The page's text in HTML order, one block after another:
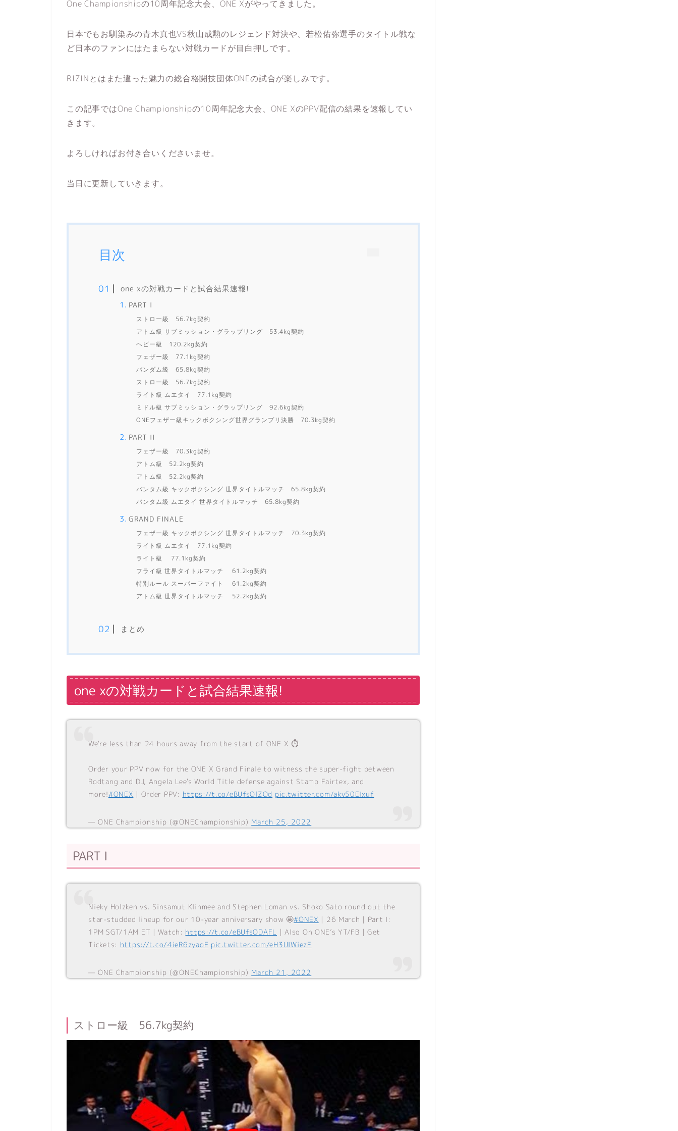
One Championshipの10周年記念大会、ONE Xがやってきました。
日本でもお馴染みの青木真也VS秋山成勲のレジェンド対決や、若松佑弥選手のタイトル戦な
ど日本のファンにはたまらない対戦カードが目白押しです。
RIZINとはまた違った魅力の総合格闘技団体ONEの試合が楽しみです。
この記事ではOne Championshipの10周年記念大会、ONE XのPPV配信の結果を速報してい
きます。
よろしければお付き合いくださいませ。
当日に更新していきます。
目次
one xの対戦カードと試合結果速報!
PART I
ストロー級 56.7kg契約
アトム級 サブミッション・グラップリング 53.4kg契約
ヘビー級 120.2kg契約
フェザー級 77.1kg契約
バンダム級 65.8kg契約
ストロー級 56.7kg契約
ライト級 ムエタイ 77.1kg契約
ミドル級 サブミッション・グラップリング 92.6kg契約
ONEフェザー級キックボクシング世界グランプリ決勝 70.3kg契約
PART II
フェザー級 70.3kg契約
アトム級 52.2kg契約
アトム級 52.2kg契約
バンタム級 キックボクシング 世界タイトルマッチ 65.8kg契約
バンタム級 ムエタイ 世界タイトルマッチ 65.8kg契約
GRAND FINALE
フェザー級 キックボクシング 世界タイトルマッチ 70.3kg契約
ライト級 ムエタイ 77.1kg契約
ライト級 77.1kg契約
フライ級 世界タイトルマッチ 61.2kg契約
特別ルール スーパーファイト 61.2kg契約
アトム級 世界タイトルマッチ 52.2kg契約
まとめ
one xの対戦カードと試合結果速報!
We're less than 24 hours away from the start of ONE X ⏱️
Order your PPV now for the ONE X Grand Finale to witness the super-fight between
Rodtang and DJ, Angela Lee's World Title defense against Stamp Fairtex, and
more!#ONEX | Order PPV: https://t.co/eBUfsOlZOd pic.twitter.com/akv50EIxuf
— ONE Championship (@ONEChampionship) March 25, 2022
PART I
Nieky Holzken vs. Sinsamut Klinmee and Stephen Loman vs. Shoko Sato round out the
star-studded lineup for our 10-year anniversary show 🤩#ONEX | 26 March | Part I:
1PM SGT/1AM ET | Watch: https://t.co/eBUfsODAFL | Also On ONE’s YT/FB | Get
Tickets: https://t.co/4ieR6zyaoE pic.twitter.com/eH3UIWiezF
— ONE Championship (@ONEChampionship) March 21, 2022
ストロー級 56.7kg契約